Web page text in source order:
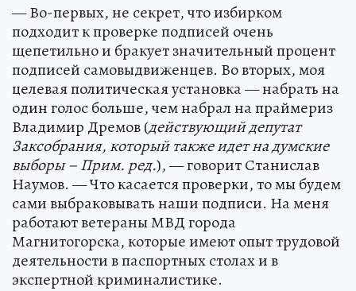
— Во-первых, не секрет, что избирком
подходит к проверке подписей очень
щепетильно и бракует значительный процент
подписей самовыдвиженцев. Во вторых, моя
целевая политическая установка — набрать на
один голос больше, чем набрал на праймериз
Владимир Дремов (действующий депутат
Заксобрания, который также идет на думские
выборы – Прим. ред.), — говорит Станислав
Наумов. — Что касается проверки, то мы будем
сами выбраковывать наши подписи. На меня
работают ветераны МВД города
Магнитогорска, которые имеют опыт трудовой
деятельности в паспортных столах и в
экспертной криминалистике.